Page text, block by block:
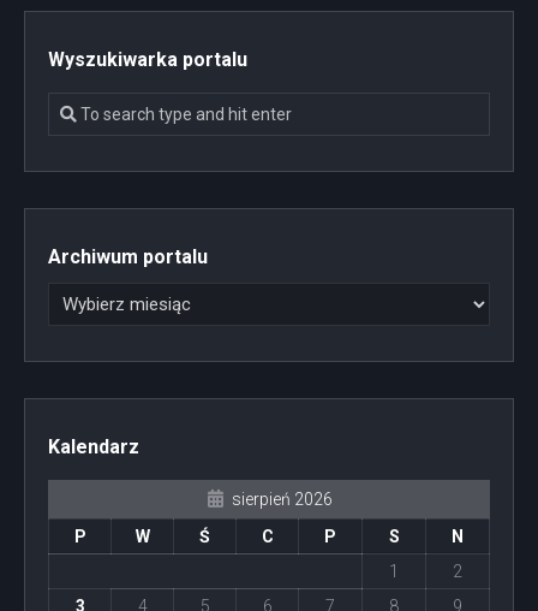
Wyszukiwarka portalu
Archiwum portalu
Kalendarz
sierpień 2026
P
W Ś C P S
N
1
2
3
4 5 6 7 8
9